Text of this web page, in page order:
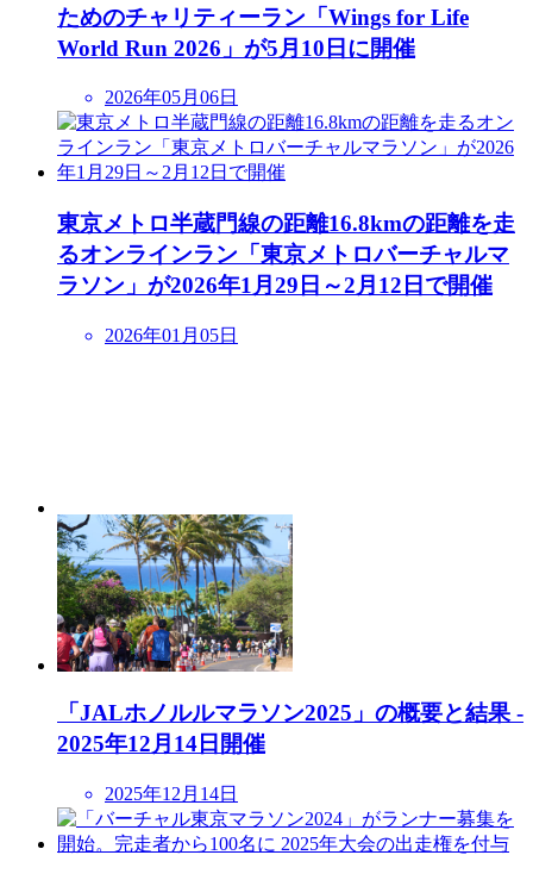
ためのチャリティーラン「Wings for Life
World Run 2026」が5月10日に開催
2026年05月06日
東京メトロ半蔵門線の距離16.8kmの距離を走
るオンラインラン「東京メトロバーチャルマ
ラソン」が2026年1月29日～2月12日で開催
2026年01月05日
「JALホノルルマラソン2025」の概要と結果 -
2025年12月14日開催
2025年12月14日